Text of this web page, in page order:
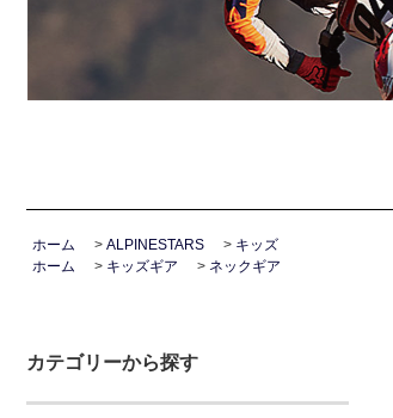
ホーム > ALPINESTARS > キッズ
ホーム
> キッズギア > ネックギア
カテゴリーから探す